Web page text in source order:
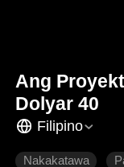
Ang
Dolyar 40
Filipino
Nakakatawa